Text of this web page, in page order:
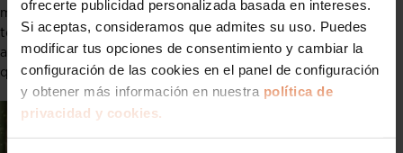
ofrecerte publicidad personalizada basada en intereses.
Si aceptas, consideramos que admites su uso. Puedes
modificar tus opciones de consentimiento y cambiar la
configuración de las cookies en el panel de configuración
y obtener más información en nuestra política de
privacidad y cookies.
manos del juez en cuestión si se toma como válida o no,
tenerla siempre es un punto positivo, ya no sólo por la
aseguradora, sino para que juegue a nuestro favor en caso de
que el altercado no quede esclarecido y se necesite ir a juicio.